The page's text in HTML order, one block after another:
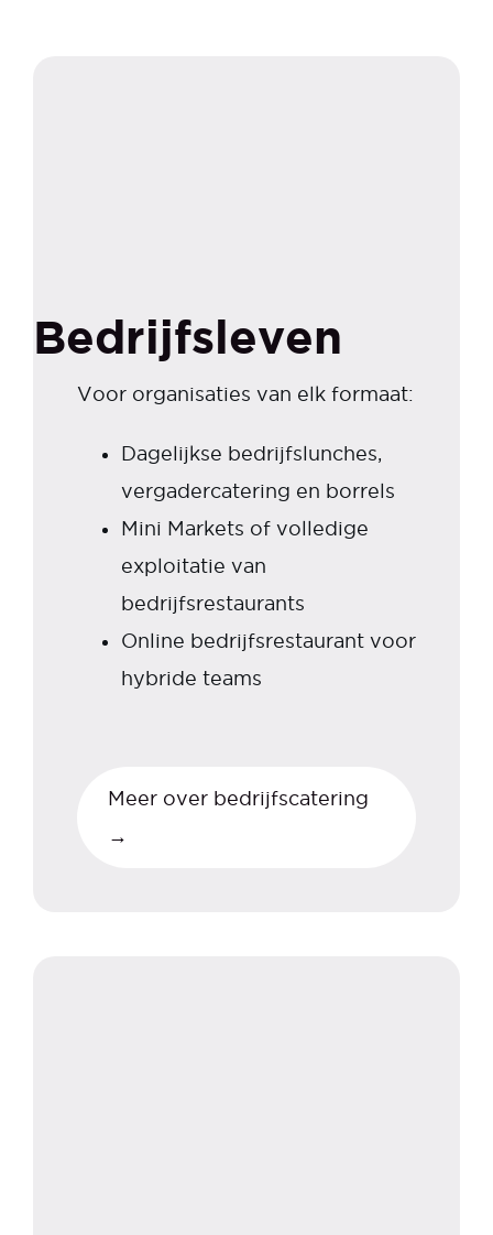
Bedrijfsleven
Voor organisaties van elk formaat:
Dagelijkse bedrijfslunches,
vergadercatering en borrels
Mini Markets of volledige
exploitatie van
bedrijfsrestaurants
Online bedrijfsrestaurant voor
hybride teams
Meer over bedrijfscatering
→